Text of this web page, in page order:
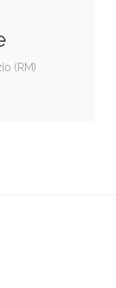
(RM)